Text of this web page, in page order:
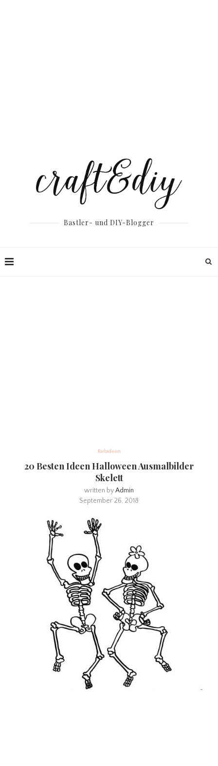
Bastler- und DIY-Blogger
Farbideen
20 Besten Ideen Halloween Ausmalbilder
Skelett
written byAdmin
September 26, 2018